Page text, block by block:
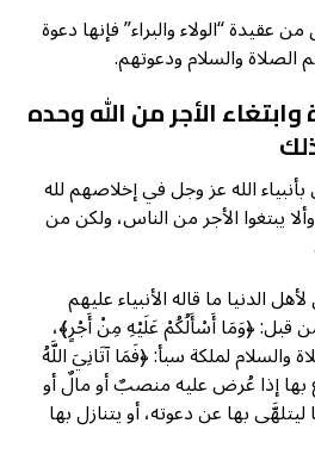
عقيدة “الولاء والبراء” فإنها دعوة
الصلاة والسلام ودعوتهم.
الأجر من الله وحده
الله عز وجل في إخلاصهم لله
يبتغوا الأجر من الناس، ولكن من
الدنيا ما قاله الأنبياء عليهم
قبل: ﴿وَمَا أَسْأَلُكُمْ عَلَيْهِ مِنْ أَجْرٍ﴾،
والسلام لملكة سبأ: ﴿فَمَا آتَانِيَ اللَّهُ
بها إذا عُرض عليه منصبٌ أو مالٌ أو
بها عن دعوته، أو يتنازل بها